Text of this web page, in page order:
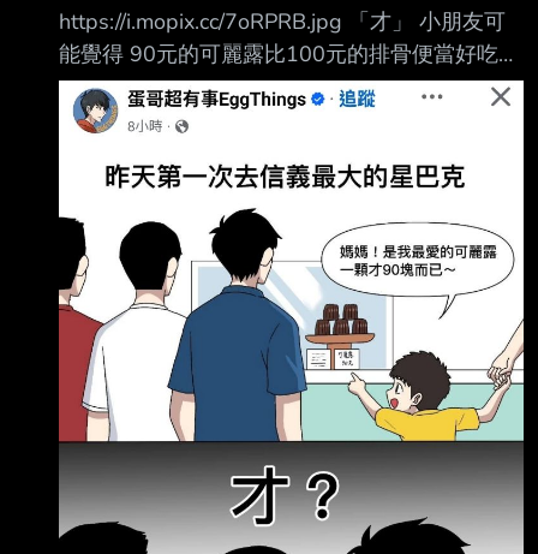
https://i.mopix.cc/7oRPRB.jpg 「才」 小朋友可
能覺得 90元的可麗露比100元的排骨便當好吃
所以「才」覺得可麗露划算吧 --